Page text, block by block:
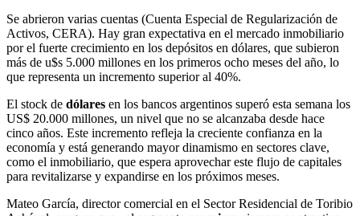
Se abrieron varias cuentas (Cuenta Especial de Regularización de
Activos, CERA). Hay gran expectativa en el mercado inmobiliario
por el fuerte crecimiento en los depósitos en dólares, que subieron
más de u$s 5.000 millones en los primeros ocho meses del año, lo
que representa un incremento superior al 40%.
El stock de dólares en los bancos argentinos superó esta semana los
US$ 20.000 millones, un nivel que no se alcanzaba desde hace
cinco años. Este incremento refleja la creciente confianza en la
economía y está generando mayor dinamismo en sectores clave,
como el inmobiliario, que espera aprovechar este flujo de capitales
para revitalizarse y expandirse en los próximos meses.
Mateo García, director comercial en el Sector Residencial de Toribio